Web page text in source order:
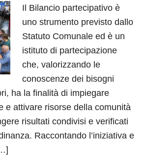
Il Bilancio partecipativo è
uno strumento previsto dallo
Statuto Comunale ed è un
istituto di partecipazione
che, valorizzando le
conoscenze dei bisogni
ha la finalità di impiegare
e attivare risorse della comunità
risultati condivisi e verificati
Raccontando l’iniziativa e